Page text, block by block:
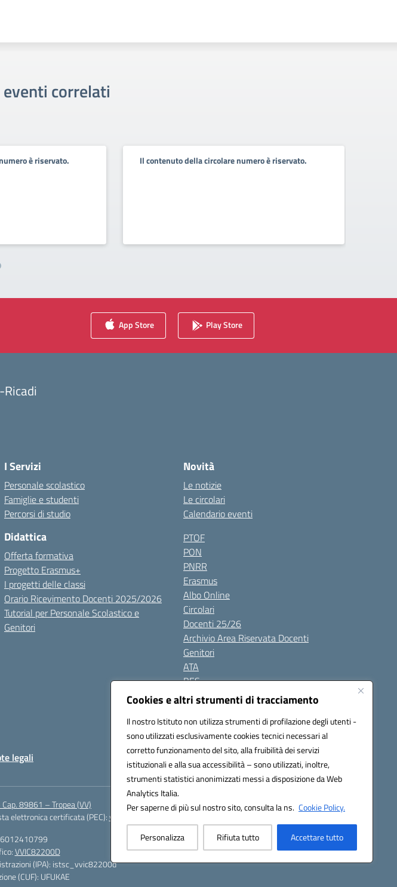
Cookies e altri strumenti di tracciamento
Il nostro Istituto non utilizza strumenti di profilazione degli utenti -
sono utilizzati esclusivamente cookies tecnici necessari al
corretto funzionamento del sito, alla fruibilità dei servizi
istituzionali e alla sua accessibilità – sono utilizzati, inoltre,
strumenti statistici anonimizzati messi a disposizione da Web
Analytics Italia.
Per saperne di più sul nostro sito, consulta la ns. Cookie Policy.
Personalizza Rifiuta tutto Accettare tutto
correlati
è riservato. Il contenuto della circolare numero è riservato.
App Store Play Store
I Servizi
Personale scolastico
Famiglie e studenti
Percorsi di studio
Didattica
Offerta formativa
Progetto Erasmus+
I progetti delle classi
Orario Ricevimento Docenti 2025/2026
Tutorial per Personale Scolastico e
Genitori
Novità
Le notizie
Le circolari
Calendario eventi
PTOF
PON
PNRR
Erasmus
Albo Online
Circolari
Docenti 25/26
Archivio Area Riservata Docenti
Genitori
ATA
BES
Modulistica
Gallery
legali
89861 – Tropea (VV)
elettronica certificata (PEC):vvic82200d@pec.istruzione.it
VVIC82200D
(IPA): istsc_vvic82200d
(CUF): UFUKAE